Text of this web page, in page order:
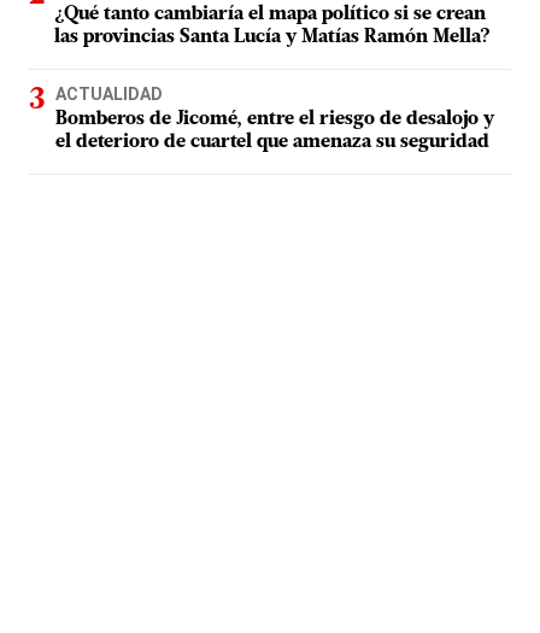
¿Qué tanto cambiaría el mapa político si se crean
las provincias Santa Lucía y Matías Ramón Mella?
ACTUALIDAD
Bomberos de Jicomé, entre el riesgo de desalojo y
el deterioro de cuartel que amenaza su seguridad